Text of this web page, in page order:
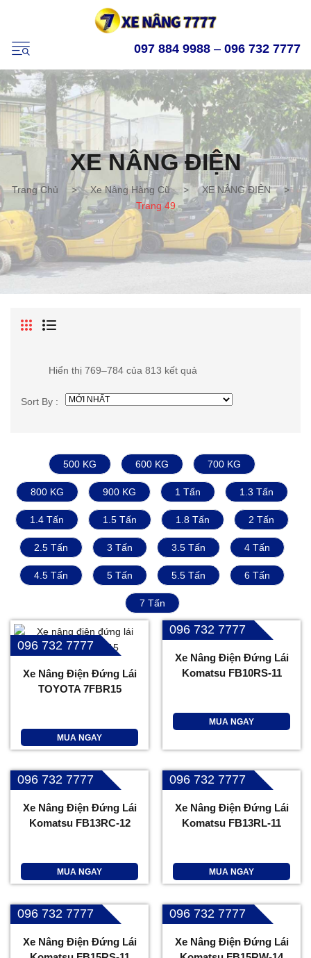
097 884 9988 – 096 732 7777
XE NÂNG ĐIỆN
Trang Chủ > Xe Nâng Hàng Cũ > XE NÂNG ĐIỆN
>
Trang 49
Hiển thị 769–784 của 813 kết quả
Sort By :
500 KG 600 KG 700 KG
800 KG 900 KG 1 Tấn 1.3 Tấn
1.4 Tấn 1.5 Tấn 1.8 Tấn 2 Tấn
2.5 Tấn 3 Tấn 3.5 Tấn 4 Tấn
4.5 Tấn 5 Tấn 5.5 Tấn 6 Tấn
7 Tấn
096 732 7777
Xe Nâng Điện Đứng Lái
TOYOTA 7FBR15
MUA NGAY
096 732 7777
Xe Nâng Điện Đứng Lái
Komatsu FB10RS-11
MUA NGAY
096 732 7777
Xe Nâng Điện Đứng Lái
Komatsu FB13RC-12
MUA NGAY
096 732 7777
Xe Nâng Điện Đứng Lái
Komatsu FB13RL-11
MUA NGAY
096 732 7777
Xe Nâng Điện Đứng Lái
096 732 7777
Xe Nâng Điện Đứng Lái